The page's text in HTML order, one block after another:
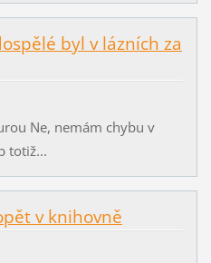
byl v lázních za
Ne, nemám chybu v
totiž...
v knihovně